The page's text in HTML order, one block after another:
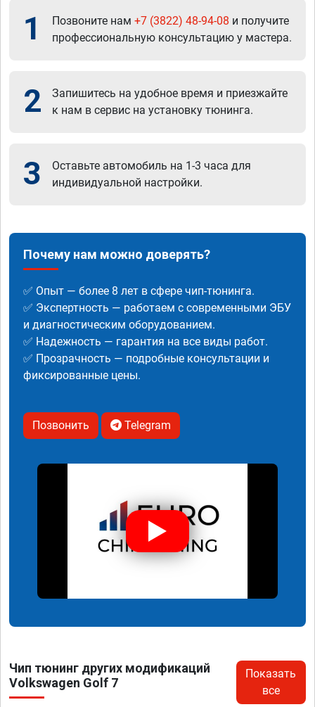
1 Позвоните нам +7 (3822) 48-94-08 и получите
профессиональную консультацию у мастера.
2
Запишитесь на удобное время и приезжайте
к нам в сервис на установку тюнинга.
3
Оставьте автомобиль на 1-3 часа для
индивидуальной настройки.
Почему нам можно доверять?
✅ Опыт — более 8 лет в сфере чип-тюнинга.
✅ Экспертность — работаем с современными ЭБУ
и диагностическим оборудованием.
✅ Надежность — гарантия на все виды работ.
✅ Прозрачность — подробные консультации и
фиксированные цены.
Позвонить Telegram
Чип тюнинг других модификаций
Volkswagen Golf 7
Показать
все